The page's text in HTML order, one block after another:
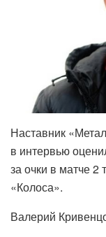
Наставник
в интервью
за очки в матче 2
«Колоса».
Валерий